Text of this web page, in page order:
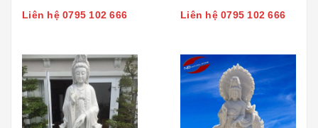
Liên hệ 0795 102 666 Liên hệ 0795 102 666